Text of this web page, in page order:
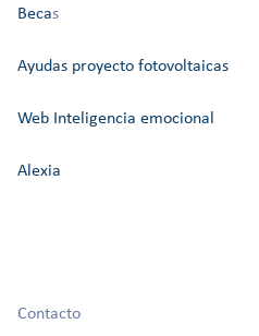
Becas
Ayudas proyecto fotovoltaicas
Web Inteligencia emocional
Alexia
Contacto